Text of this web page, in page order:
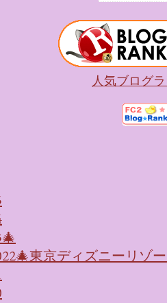
人気ブログ
東京ディズニーリゾ